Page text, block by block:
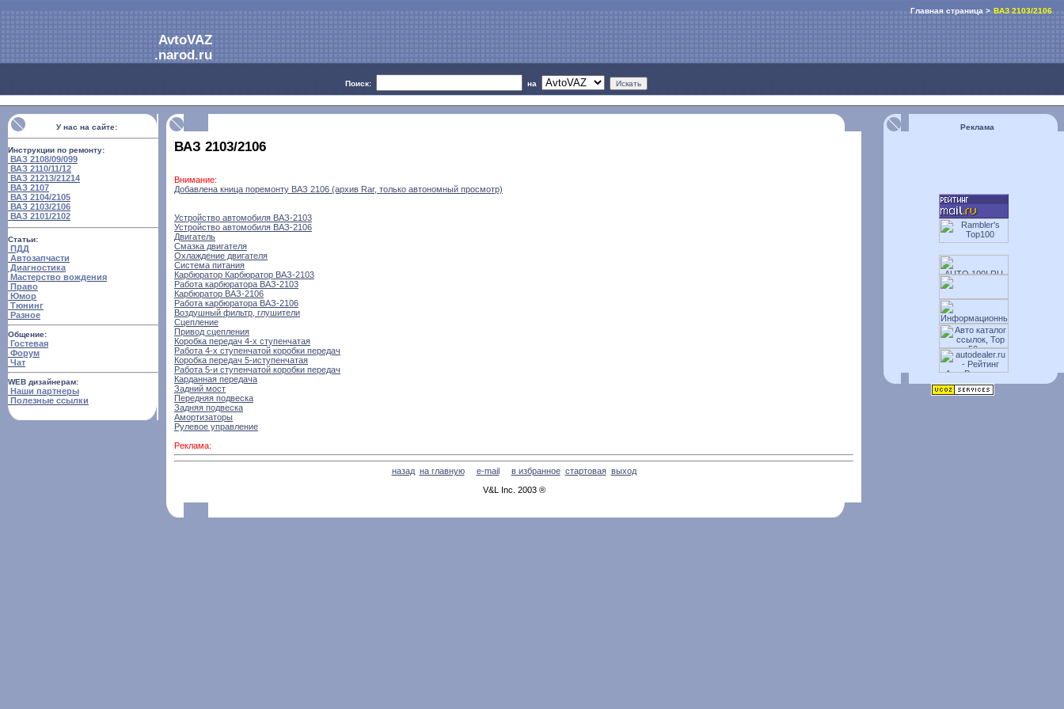
AvtoVAZ
.narod.ru
Поиск: на
Главная страница > ВАЗ 2103/2106
ВАЗ 2103/2106
Внимание:
Добавлена кница поремонту ВАЗ 2106 (архив Rar, только автономный просмотр)
Устройство автомобиля ВАЗ-2103
Устройство автомобиля ВАЗ-2106
Двигатель
Смазка двигателя
Охлаждение двигателя
Система питания
Карбюратор Карбюратор ВАЗ-2103
Работа карбюратора ВАЗ-2103
Карбюратор ВАЗ-2106
Работа карбюратора ВАЗ-2106
Воздушный фильтр, глушители
Сцепление
Привод сцепления
Коробка передач 4-х ступенчатая
Работа 4-х ступенчатой коробки передач
Коробка передач 5-иступенчатая
Работа 5-и ступенчатой коробки передач
Карданная передача
Задний мост
Передняя подвеска
Задняя подвеска
Амортизаторы
Рулевое управление
Реклама:
назад на главную e-mail в избранное cтартовая выход
V&L Inc. 2003 ®
У нас на сайте:
Инструкции по ремонту:
ВАЗ 2108/09/099
ВАЗ 2110/11/12
ВАЗ 21213/21214
ВАЗ 2107
ВАЗ 2104/2105
ВАЗ 2103/2106
ВАЗ 2101/2102
Статьи:
ПДД
Автозапчасти
Диагностика
Мастерство вождения
Право
Юмор
Тюнинг
Разное
Общение:
Гостевая
Форум
Чат
WEB дизайнерам:
Наши партнеры
Полезные ссылки
Реклама